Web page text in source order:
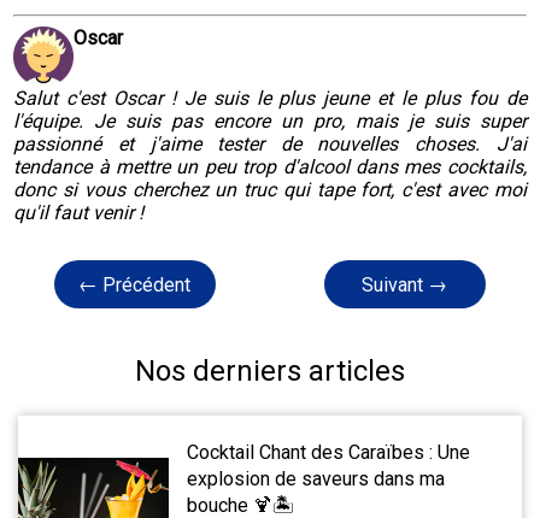
Oscar
Salut c'est Oscar ! Je suis le plus jeune et le plus fou de
l'équipe. Je suis pas encore un pro, mais je suis super
passionné et j'aime tester de nouvelles choses. J'ai
tendance à mettre un peu trop d'alcool dans mes cocktails,
donc si vous cherchez un truc qui tape fort, c'est avec moi
qu'il faut venir !
← Précédent Suivant →
Nos derniers articles
Cocktail Chant des Caraïbes : Une
explosion de saveurs dans ma
bouche 🍹🏝️